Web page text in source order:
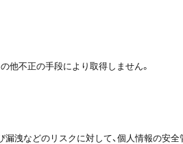
他不正の手段により取得しません。
漏洩などのリスクに対して、個人情報の安